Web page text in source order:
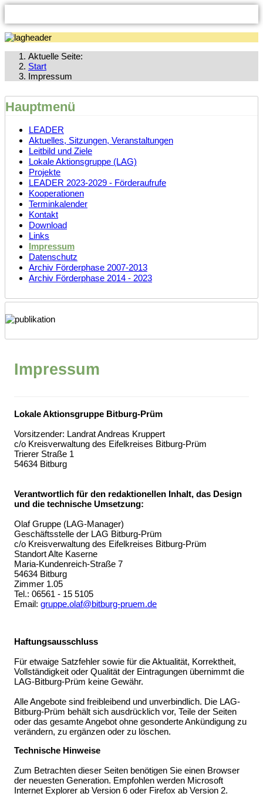
Aktuelle Seite:
Start
Impressum
Hauptmenü
LEADER
Aktuelles, Sitzungen, Veranstaltungen
Leitbild und Ziele
Lokale Aktionsgruppe (LAG)
Projekte
LEADER 2023-2029 - Förderaufrufe
Kooperationen
Terminkalender
Kontakt
Download
Links
Impressum
Datenschutz
Archiv Förderphase 2007-2013
Archiv Förderphase 2014 - 2023
Impressum
Lokale Aktionsgruppe Bitburg-Prüm
Vorsitzender: Landrat Andreas Kruppert
c/o Kreisverwaltung des Eifelkreises Bitburg-Prüm
Trierer Straße 1
54634 Bitburg
Verantwortlich für den redaktionellen Inhalt, das Design
und die technische Umsetzung:
Olaf Gruppe (LAG-Manager)
Geschäftsstelle der LAG Bitburg-Prüm
c/o Kreisverwaltung des Eifelkreises Bitburg-Prüm
Standort Alte Kaserne
Maria-Kundenreich-Straße 7
54634 Bitburg
Zimmer 1.05
Tel.: 06561 - 15 5105
Email: gruppe.olaf@bitburg-pruem.de
Haftungsausschluss
Für etwaige Satzfehler sowie für die Aktualität, Korrektheit,
Vollständigkeit oder Qualität der Eintragungen übernimmt die
LAG-Bitburg-Prüm keine Gewähr.
Alle Angebote sind freibleibend und unverbindlich. Die LAG-
Bitburg-Prüm behält sich ausdrücklich vor, Teile der Seiten
oder das gesamte Angebot ohne gesonderte Ankündigung zu
verändern, zu ergänzen oder zu löschen.
Technische Hinweise
Zum Betrachten dieser Seiten benötigen Sie einen Browser
der neuesten Generation. Empfohlen werden Microsoft
Internet Explorer ab Version 6 oder Firefox ab Version 2.